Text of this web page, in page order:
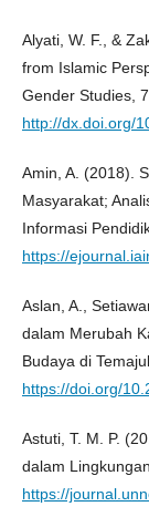
Alyati, W. F., &
from Islamic
Gender Studies,
http://dx.doi.org/
Amin, A. (2018).
Masyarakat;
Informasi
https://
Aslan, A.,
dalam Merubah
Budaya di
https://doi.org/
Astuti, T. M. P.
dalam
https://